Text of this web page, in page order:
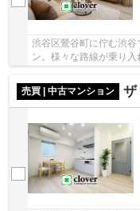
渋谷区鶯谷町に佇む渋
ン。様々な路線が乗り
売買 | 中古マンション
ザ